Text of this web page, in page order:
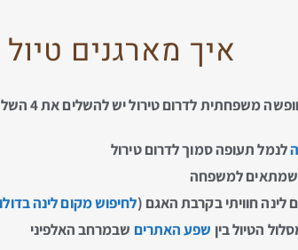
איך מארגנים טיול
משפחתית לדרום טירול יש להשלים את 4 השלבים
לנמל תעופה סמוך לדרום טירול
למשפחה
לינה חוויתי בקרבת האגם (לחיפוש מקום לינה
הטיול בין שפע האתרים שבמרחב האלפיני